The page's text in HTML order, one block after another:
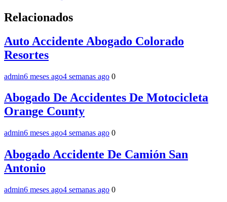
entradas
Relacionados
Auto Accidente Abogado Colorado
Resortes
admin6 meses ago4 semanas ago 0
Abogado De Accidentes De Motocicleta
Orange County
admin6 meses ago4 semanas ago 0
Abogado Accidente De Camión San
Antonio
admin6 meses ago4 semanas ago 0